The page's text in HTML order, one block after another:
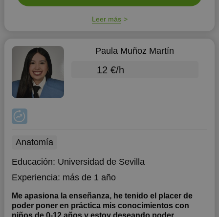
Leer más
Paula Muñoz Martín
12 €/h
Anatomía
Educación: Universidad de Sevilla
Experiencia: más de 1 año
Me apasiona la enseñanza, he tenido el placer de
poder poner en práctica mis conocimientos con
niños de 0-12 años y estoy deseando poder